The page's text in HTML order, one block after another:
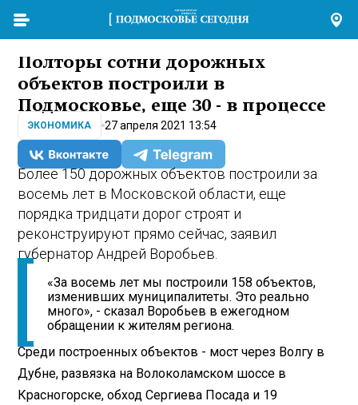
Полторы сотни дорожных
объектов построили в
Подмосковье, еще 30 - в процессе
ЭКОНОМИКА 27 апреля 2021 13:54
Более 150 дорожных объектов построили за
восемь лет в Московской области, еще
порядка тридцати дорог строят и
реконструируют прямо сейчас, заявил
губернатор Андрей Воробьев.
«За восемь лет мы построили 158 объектов,
изменивших муниципалитеты. Это реально
много», - сказал Воробьев в ежегодном
обращении к жителям региона.
Среди построенных объектов - мост через Волгу в
Дубне, развязка на Волоколамском шоссе в
Красногорске, обход Сергиева Посада и 19